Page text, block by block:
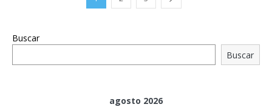
Buscar
Buscar
agosto 2026